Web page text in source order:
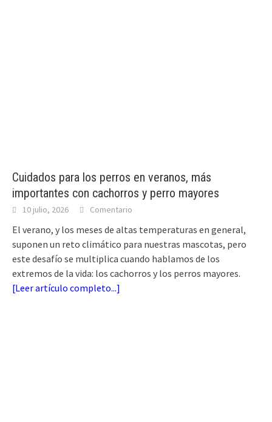
Cuidados para los perros en veranos, más
importantes con cachorros y perro mayores
10 julio, 2026 Comentario
El verano, y los meses de altas temperaturas en general,
suponen un reto climático para nuestras mascotas, pero
este desafío se multiplica cuando hablamos de los
extremos de la vida: los cachorros y los perros mayores.
[Leer artículo completo...]